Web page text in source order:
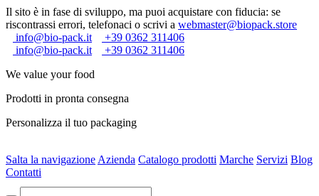
Il sito è in fase di sviluppo, ma puoi acquistare con fiducia: se
riscontrassi errori, telefonaci o scrivi a webmaster@biopack.store
info@bio-pack.it
+39 0362 311406
info@bio-pack.it
+39 0362 311406
We value your food
Prodotti in pronta consegna
Personalizza il tuo packaging
Salta la navigazione Azienda Catalogo prodotti Marche Servizi Blog
Contatti